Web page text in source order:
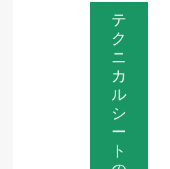
テ
ク
ニ
カ
ル
シ
ー
ト